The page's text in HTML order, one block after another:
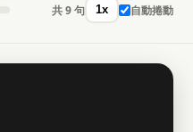
共 9 句 1x 自動捲動